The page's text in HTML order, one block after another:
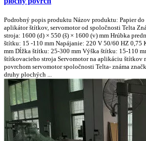
Podrobný popis produktu Názov produktu: Papier
aplikátor štítkov, servomotor od spoločnosti Telta
stroja: 1600 (d) × 550 (š) × 1600 (v) mm Hrúbka
štítku: 15 -110 mm Napájanie: 220 V 50/60 HZ 0,75
mm Dĺžka štítku: 25-300 mm Výška štítku: 15-110
štítkovacieho stroja Servomotor na aplikáciu štítkov
povrchom servomotor spoločnosti Telta- známa
druhy plochých ...